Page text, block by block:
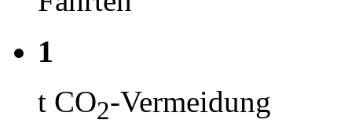
1
t CO2-Vermeidung